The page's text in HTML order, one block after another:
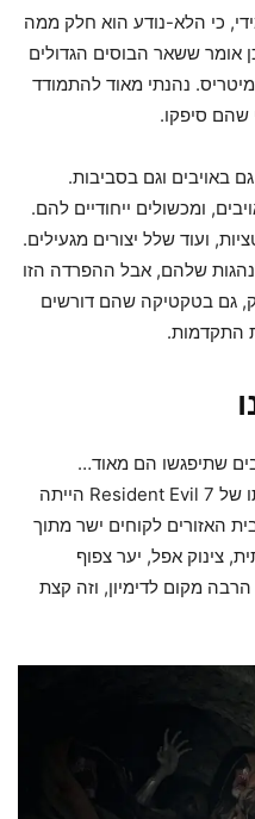
כי הלא-נודע הוא חלק ממה
ששאר הבוסים הגדולים
נהנתי מאוד להתמודד
שהם סיפקו.
באויבים וגם בסביבות.
ומכשולים ייחודיים להם.
ועוד שלל יצורים מגעילים.
שלהם, אבל ההפרדה הזו
גם בטקטיקה שהם דורשים
התקדמות.
שתיפגשו הם מאוד…
מוכרים. אחד הדברים שעבדו לטובתו של Resident Evil 7 הייתה
האזורים לקוחים ישר מתוך
צינוק אפל, יער צפוף
מקום לדימיון, וזה קצת